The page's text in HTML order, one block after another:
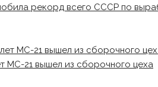
рекорд всего СССР по
МС-21 вышел из сборочного цеха